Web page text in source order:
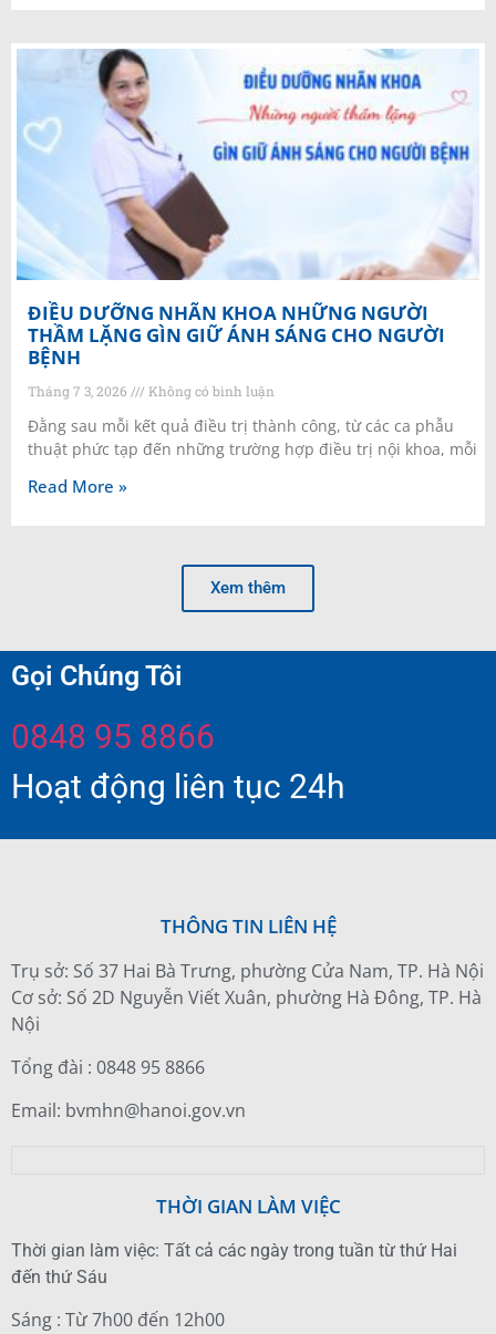
ĐIỀU DƯỠNG NHÃN KHOA NHỮNG NGƯỜI
THẦM LẶNG GÌN GIỮ ÁNH SÁNG CHO NGƯỜI
BỆNH
Tháng 7 3, 2026 Không có bình luận
Đằng sau mỗi kết quả điều trị thành công, từ các ca phẫu
thuật phức tạp đến những trường hợp điều trị nội khoa, mỗi
Read More »
Xem thêm
Gọi Chúng Tôi
0848 95 8866
Hoạt động liên tục 24h
THÔNG TIN LIÊN HỆ
Trụ sở: Số 37 Hai Bà Trưng, phường Cửa Nam, TP. Hà Nội
Cơ sở: Số 2D Nguyễn Viết Xuân, phường Hà Đông, TP. Hà
Nội
Tổng đài : 0848 95 8866
Email: bvmhn@hanoi.gov.vn
THỜI GIAN LÀM VIỆC
Thời gian làm việc: Tất cả các ngày trong tuần từ thứ Hai
đến thứ Sáu
Sáng : Từ 7h00 đến 12h00